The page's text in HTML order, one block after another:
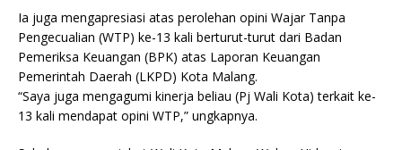
Ia juga mengapresiasi atas perolehan opini Wajar Tanpa
Pengecualian (WTP) ke-13 kali berturut-turut dari Badan
Pemeriksa Keuangan (BPK) atas Laporan Keuangan
Pemerintah Daerah (LKPD) Kota Malang.
“Saya juga mengagumi kinerja beliau (Pj Wali Kota) terkait ke-
13 kali mendapat opini WTP,” ungkapnya.